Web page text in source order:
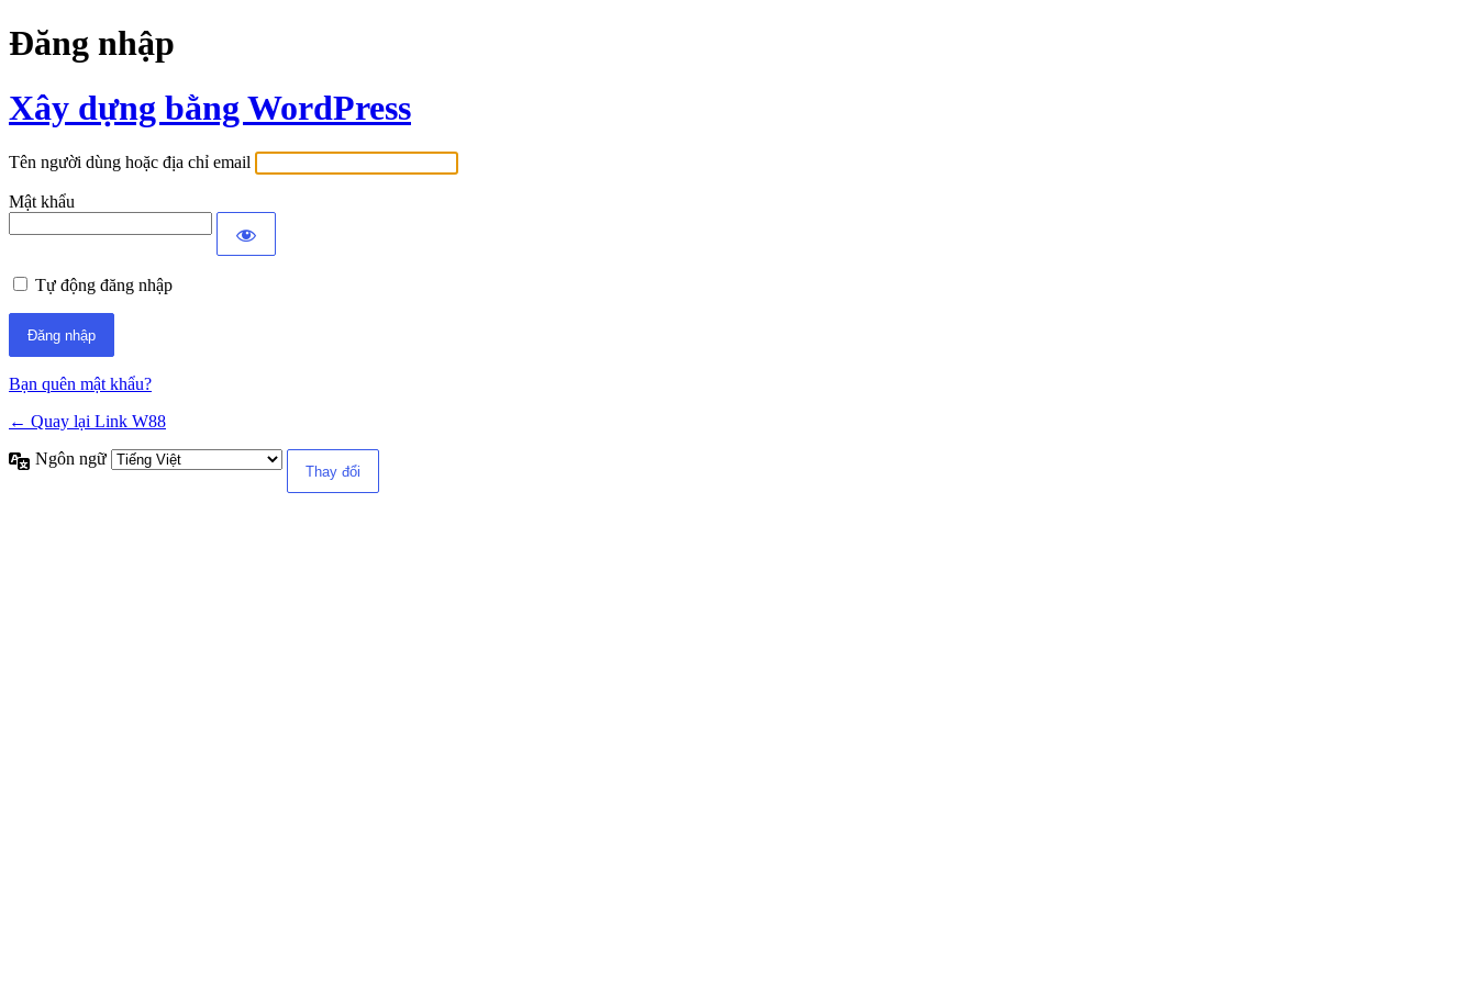
Đăng nhập
Xây dựng bằng WordPress
Tên người dùng hoặc địa chỉ email
Mật khẩu
Tự động đăng nhập
Bạn quên mật khẩu?
← Quay lại Link W88
Ngôn ngữ